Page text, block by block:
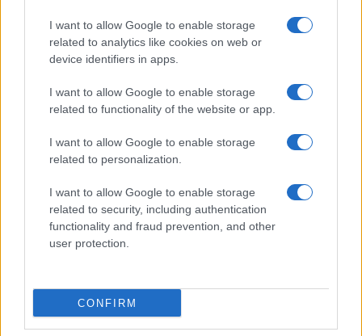
I want to allow Google to enable storage
related to analytics like cookies on web or
device identifiers in apps.
I want to allow Google to enable storage
related to functionality of the website or app.
I want to allow Google to enable storage
related to personalization.
I want to allow Google to enable storage
related to security, including authentication
functionality and fraud prevention, and other
user protection.
CONFIRM
Dalla gloria di Coppi al declino attuale: l’allarme per il
ciclismo italiano
Beatrice Beretta · 4 Ago 2026